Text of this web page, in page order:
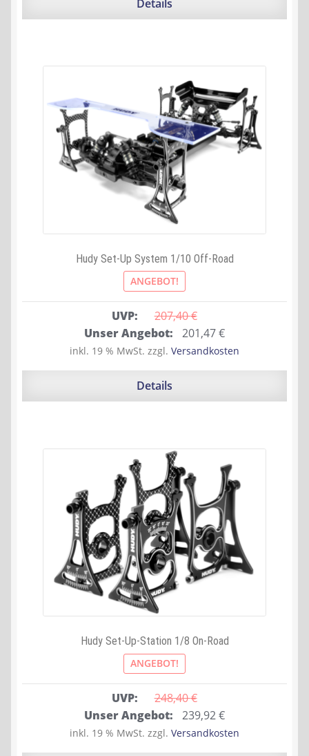
Details
Hudy Set-Up System 1/10 Off-Road
ANGEBOT!
UVP: 207,40 €
Ursprünglicher
Preis
war:
Unser Angebot: 201,47€Aktueller
Preis
ist:
inkl. 19 % MwSt. zzgl. Versandkosten
Details
Hudy Set-Up-Station 1/8 On-Road
ANGEBOT!
UVP: 248,40 €
Ursprünglicher
Preis
war:
Unser Angebot: 239,92€Aktueller
Preis
ist:
inkl. 19 % MwSt. zzgl. Versandkosten